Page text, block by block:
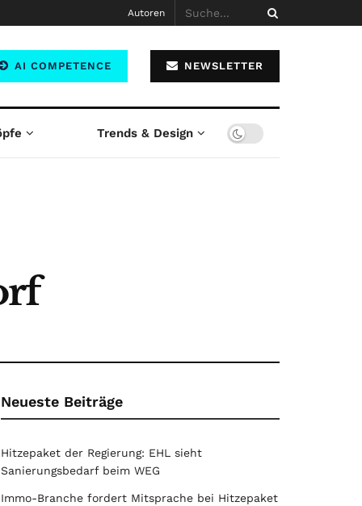
Autoren
AI COMPETENCE NEWSLETTER
Trends & Design
Neueste Beiträge
Hitzepaket der Regierung: EHL sieht
Sanierungsbedarf beim WEG
Immo-Branche fordert Mitsprache bei Hitzepaket